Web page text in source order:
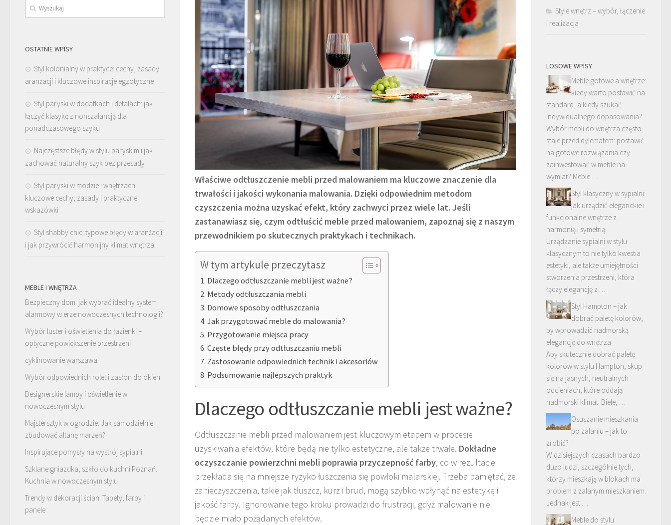
Właściwe odtłuszczenie mebli przed malowaniem ma kluczowe znaczenie dla
trwałości i jakości wykonania malowania. Dzięki odpowiednim metodom
czyszczenia można uzyskać efekt, który zachwyci przez wiele lat. Jeśli
zastanawiasz się, czym odtłuścić meble przed malowaniem, zapoznaj się z naszym
przewodnikiem po skutecznych praktykach i technikach.
W tym artykule przeczytasz
Dlaczego odtłuszczanie mebli jest ważne?
Metody odtłuszczania mebli
Domowe sposoby odtłuszczania
Jak przygotować meble do malowania?
Przygotowanie miejsca pracy
Częste błędy przy odtłuszczaniu mebli
Zastosowanie odpowiednich technik i akcesoriów
Podsumowanie najlepszych praktyk
Dlaczego odtłuszczanie mebli jest ważne?
Odtłuszczanie mebli przed malowaniem jest kluczowym etapem w procesie
uzyskiwania efektów, które będą nie tylko estetyczne, ale także trwałe. Dokładne
oczyszczanie powierzchni mebli poprawia przyczepność farby, co w rezultacie
przekłada się na mniejsze ryzyko łuszczenia się powłoki malarskiej. Trzeba pamiętać, że
zanieczyszczenia, takie jak tłuszcz, kurz i brud, mogą szybko wpłynąć na estetykę i
jakość farby. Ignorowanie tego kroku prowadzi do frustracji, gdyż malowanie nie
będzie miało pożądanych efektów.
OSTATNIE WPISY
Styl kolonialny w praktyce: cechy, zasady
aranżacji i kluczowe inspiracje egzotyczne
Styl paryski w dodatkach i detalach: jak
łączyć klasykę z nonszalancją dla
ponadczasowego szyku
Najczęstsze błędy w stylu paryskim i jak
zachować naturalny szyk bez przesady
Styl paryski w modzie i wnętrzach:
kluczowe cechy, zasady i praktyczne
wskazówki
Styl shabby chic: typowe błędy w aranżacji
i jak przywrócić harmonijny klimat wnętrza
MEBLE I WNĘTRZA
Bezpieczny dom: jak wybrać idealny system
alarmowy w erze nowoczesnych technologii?
Wybór luster i oświetlenia do łazienki –
optyczne powiększenie przestrzeni
cyklinowanie warszawa
Wybór odpowiednich rolet i zasłon do okien
Designerskie lampy i oświetlenie w
nowoczesnym stylu
Majstersztyk w ogrodzie: Jak samodzielnie
zbudować altanę marzeń?
Inspirujące pomysły na wystrój sypialni
Szklane gniazdka, szkło do kuchni Poznań.
Kuchnia w nowoczesnym stylu
Trendy w dekoracji ścian: Tapety, farby i
panele
Style wnętrz – wybór, łączenie
i realizacja
LOSOWE WPISY
Meble gotowe a wnętrze:
kiedy warto postawić na
standard, a kiedy szukać
indywidualnego dopasowania?
Wybór mebli do wnętrza często
staje przed dylematem: postawić
na gotowe rozwiązania czy
zainwestować w meble na
wymiar? Meble …
Styl klasyczny w sypialni:
jak urządzić eleganckie i
funkcjonalne wnętrze z
harmonią i symetrią
Urządzanie sypialni w stylu
klasycznym to nie tylko kwestia
estetyki, ale także umiejętności
stworzenia przestrzeni, która
łączy elegancję z …
Styl Hampton – jak
dobrać paletę kolorów,
by wprowadzić nadmorską
elegancję do wnętrza
Aby skutecznie dobrać paletę
kolorów w stylu Hampton, skup
się na jasnych, neutralnych
odcieniach, które oddają
nadmorski klimat. Biele, …
Osuszanie mieszkania
po zalaniu – jak to
zrobić?
W dzisiejszych czasach bardzo
dużo ludzi, szczególnie tych,
którzy mieszkają w blokach ma
problem z zalanym mieszkaniem.
Jednak jest …
Meble do stylu